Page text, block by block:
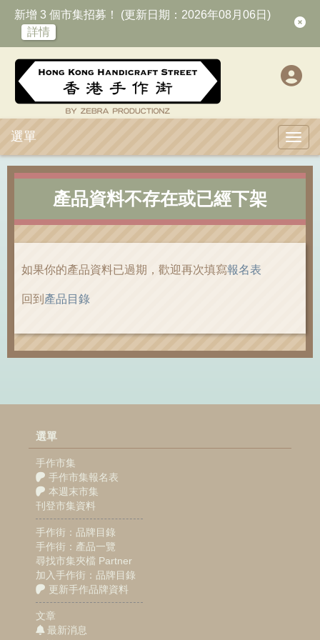
新增 3 個市集招募！ (更新日期：2026年08月06日)
詳情
選單
產品資料不存在或已經下架
如果你的產品資料已過期，歡迎再次填寫報名表
回到 產品目錄
選單
手作市集
手作市集報名表
本週末市集
刊登市集資料
手作街：品牌目錄
手作街：產品一覽
尋找市集夾檔 Partner
加入手作街：品牌目錄
更新手作品牌資料
文章
最新消息